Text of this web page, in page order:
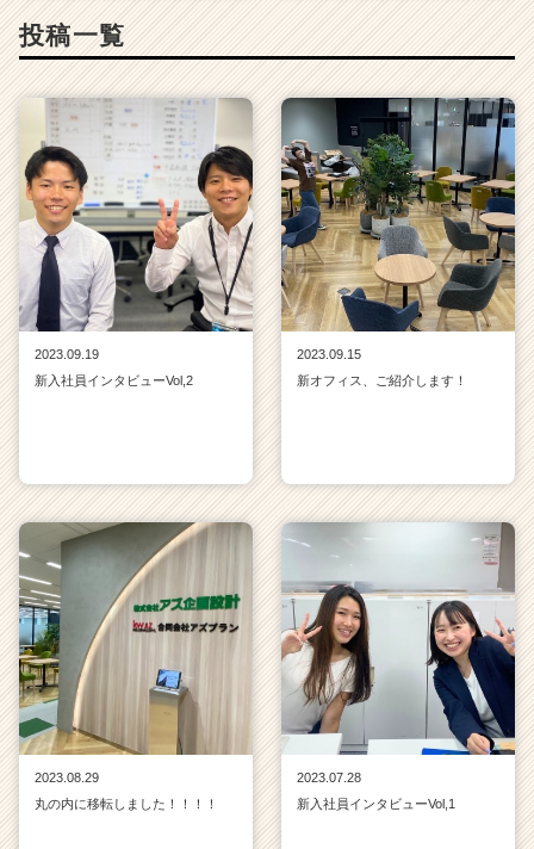
投稿一覧
2023.09.19
新入社員インタビューVol,2
2023.09.15
新オフィス、ご紹介します！
2023.08.29
丸の内に移転しました！！！！
2023.07.28
新入社員インタビューVol,1